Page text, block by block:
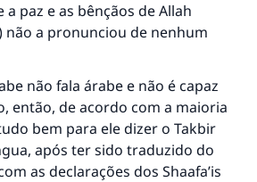
paz e as bênçãos de Allah
não a pronunciou de nenhum
não fala árabe e não é capaz
então, de acordo com a maioria
bem para ele dizer o Takbir
após ter sido traduzido do
as declarações dos Shaafa’is